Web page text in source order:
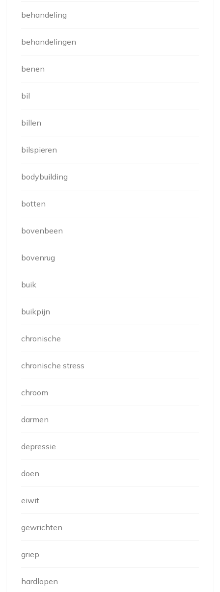
behandeling
behandelingen
benen
bil
billen
bilspieren
bodybuilding
botten
bovenbeen
bovenrug
buik
buikpijn
chronische
chronische stress
chroom
darmen
depressie
doen
eiwit
gewrichten
griep
hardlopen